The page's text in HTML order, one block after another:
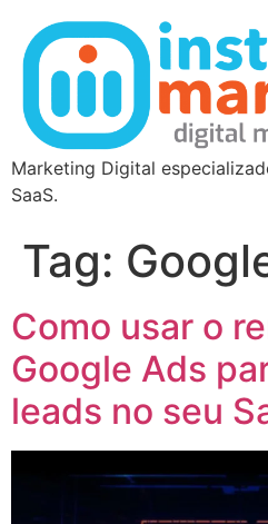
Marketing Digital
SaaS.
Tag:
Como usar o
Google Ads
leads no seu